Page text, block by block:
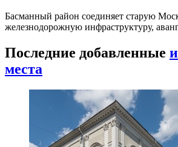
Басманный район соединяет старую
железнодорожную инфраструктуру,
Последние добавленные
места